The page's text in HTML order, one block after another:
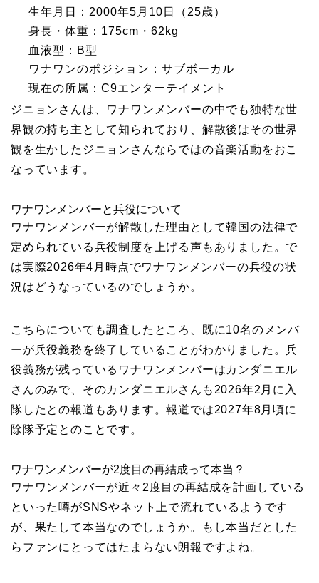
生年月日：2000年5月10日（25歳）
身長・体重：175cm・62kg
血液型：B型
ワナワンのポジション：サブボーカル
現在の所属：C9エンターテイメント
ジニョンさんは、ワナワンメンバーの中でも独特な世
界観の持ち主として知られており、解散後はその世界
観を生かしたジニョンさんならではの音楽活動をおこ
なっています。
ワナワンメンバーと兵役について
ワナワンメンバーが解散した理由として韓国の法律で
定められている兵役制度を上げる声もありました。で
は実際2026年4月時点でワナワンメンバーの兵役の状
況はどうなっているのでしょうか。
こちらについても調査したところ、既に10名のメンバ
ーが兵役義務を終了していることがわかりました。兵
役義務が残っているワナワンメンバーはカンダニエル
さんのみで、そのカンダニエルさんも2026年2月に入
隊したとの報道もあります。報道では2027年8月頃に
除隊予定とのことです。
ワナワンメンバーが2度目の再結成って本当？
ワナワンメンバーが近々2度目の再結成を計画している
といった噂がSNSやネット上で流れているようです
が、果たして本当なのでしょうか。もし本当だとした
らファンにとってはたまらない朗報ですよね。